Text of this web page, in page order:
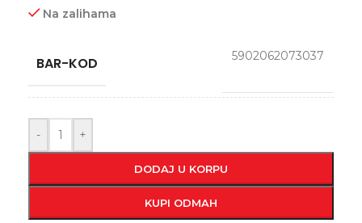
Na zalihama
BAR-KOD 5902062073037
- +
DODAJ U KORPU
KUPI ODMAH